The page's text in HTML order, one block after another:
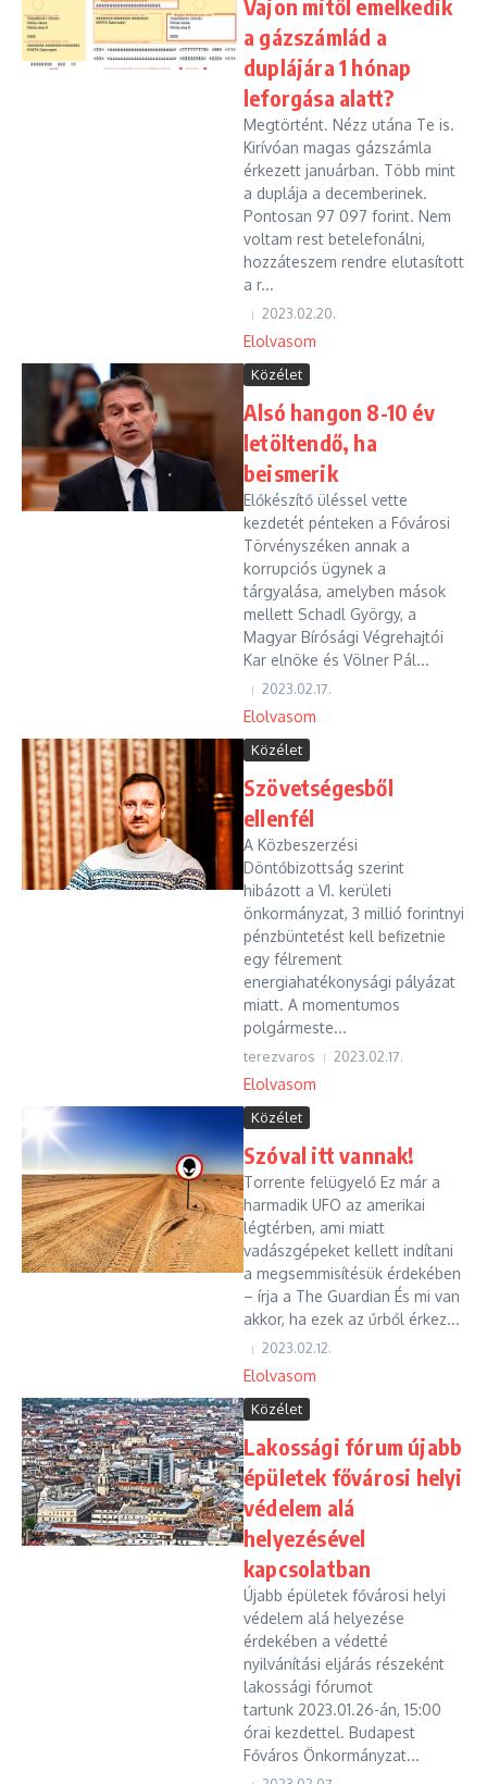
Vajon mitől emelkedik
a gázszámlád a
duplájára 1 hónap
leforgása alatt?
Megtörtént. Nézz utána Te is.
Kirívóan magas gázszámla
érkezett januárban. Több mint
a duplája a decemberinek.
Pontosan 97 097 forint. Nem
voltam rest betelefonálni,
hozzáteszem rendre elutasított
a r...
2023.02.20.
Elolvasom
Közélet
Alsó hangon 8-10 év
letöltendő, ha
beismerik
Előkészítő üléssel vette
kezdetét pénteken a Fővárosi
Törvényszéken annak a
korrupciós ügynek a
tárgyalása, amelyben mások
mellett Schadl György, a
Magyar Bírósági Végrehajtói
Kar elnöke és Völner Pál...
2023.02.17.
Elolvasom
Közélet
Szövetségesből
ellenfél
A Közbeszerzési
Döntőbizottság szerint
hibázott a VI. kerületi
önkormányzat, 3 millió forintnyi
pénzbüntetést kell befizetnie
egy félrement
energiahatékonysági pályázat
miatt. A momentumos
polgármeste...
terezvaros 2023.02.17.
Elolvasom
Közélet
Szóval itt vannak!
Torrente felügyelő Ez már a
harmadik UFO az amerikai
légtérben, ami miatt
vadászgépeket kellett indítani
a megsemmisítésük érdekében
– írja a The Guardian És mi van
akkor, ha ezek az űrből érkez...
2023.02.12.
Elolvasom
Közélet
Lakossági fórum újabb
épületek fővárosi helyi
védelem alá
helyezésével
kapcsolatban
Újabb épületek fővárosi helyi
védelem alá helyezése
érdekében a védetté
nyilvánítási eljárás részeként
lakossági fórumot
tartunk 2023.01.26-án, 15:00
órai kezdettel. Budapest
Főváros Önkormányzat...